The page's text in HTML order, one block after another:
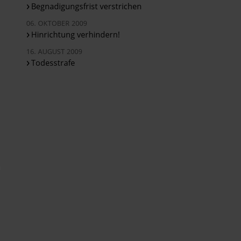
Begnadigungsfrist verstrichen
06. OKTOBER 2009
Hinrichtung verhindern!
16. AUGUST 2009
Todesstrafe